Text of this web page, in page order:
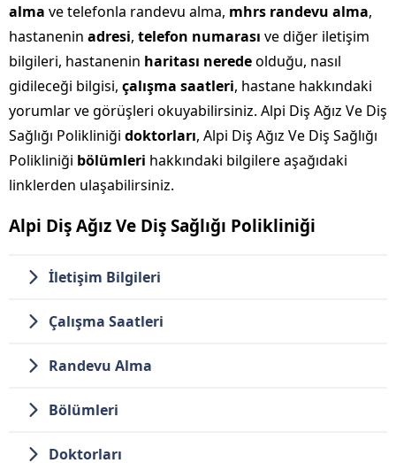
alma ve telefonla randevu alma, mhrs randevu alma,
hastanenin adresi, telefon numarası ve diğer iletişim
bilgileri, hastanenin haritası neredeolduğu, nasıl
gidileceği bilgisi, çalışma saatleri, hastane hakkındaki
yorumlar ve görüşleri okuyabilirsiniz. Alpi Diş Ağız Ve Diş
Sağlığı Polikliniği doktorları, Alpi Diş Ağız Ve Diş Sağlığı
Polikliniği bölümleri hakkındaki bilgilere aşağıdaki
linklerden ulaşabilirsiniz.
Alpi Diş Ağız Ve Diş Sağlığı Polikliniği
İletişim Bilgileri
Çalışma Saatleri
Randevu Alma
Bölümleri
Doktorları